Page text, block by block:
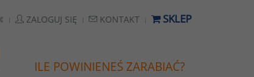
ZALOGUJ SIĘ KONTAKT SKLEP
ILE POWINIENEŚ ZARABIAĆ?